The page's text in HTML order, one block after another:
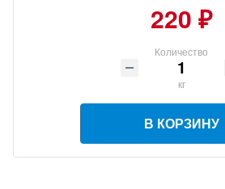
220 ₽
Количество
кг
В КОРЗИНУ